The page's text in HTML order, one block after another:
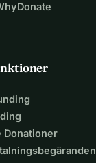
Donationer